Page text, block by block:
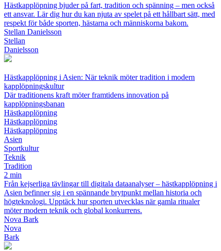
Hästkapplöpning bjuder på fart, tradition och spänning – men också
ett ansvar. Lär dig hur du kan njuta av spelet på ett hållbart sätt, med
respekt för både sporten, hästarna och människorna bakom.
Stellan Danielsson
Stellan
Danielsson
Hästkapplöpning i Asien: När teknik möter tradition i modern
kapplöpningskultur
Där traditionens kraft möter framtidens innovation på
kapplöpningsbanan
Hästkapplöpning
Hästkapplöpning
Hästkapplöpning
Asien
Sportkultur
Teknik
Tradition
2 min
Från kejserliga tävlingar till digitala dataanalyser – hästkapplöpning i
Asien befinner sig i en spännande brytpunkt mellan historia och
högteknologi. Upptäck hur sporten utvecklas när gamla ritualer
möter modern teknik och global konkurrens.
Nova Bark
Nova
Bark